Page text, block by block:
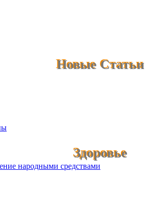
Новые Статьи
Здоровье
народными средствами